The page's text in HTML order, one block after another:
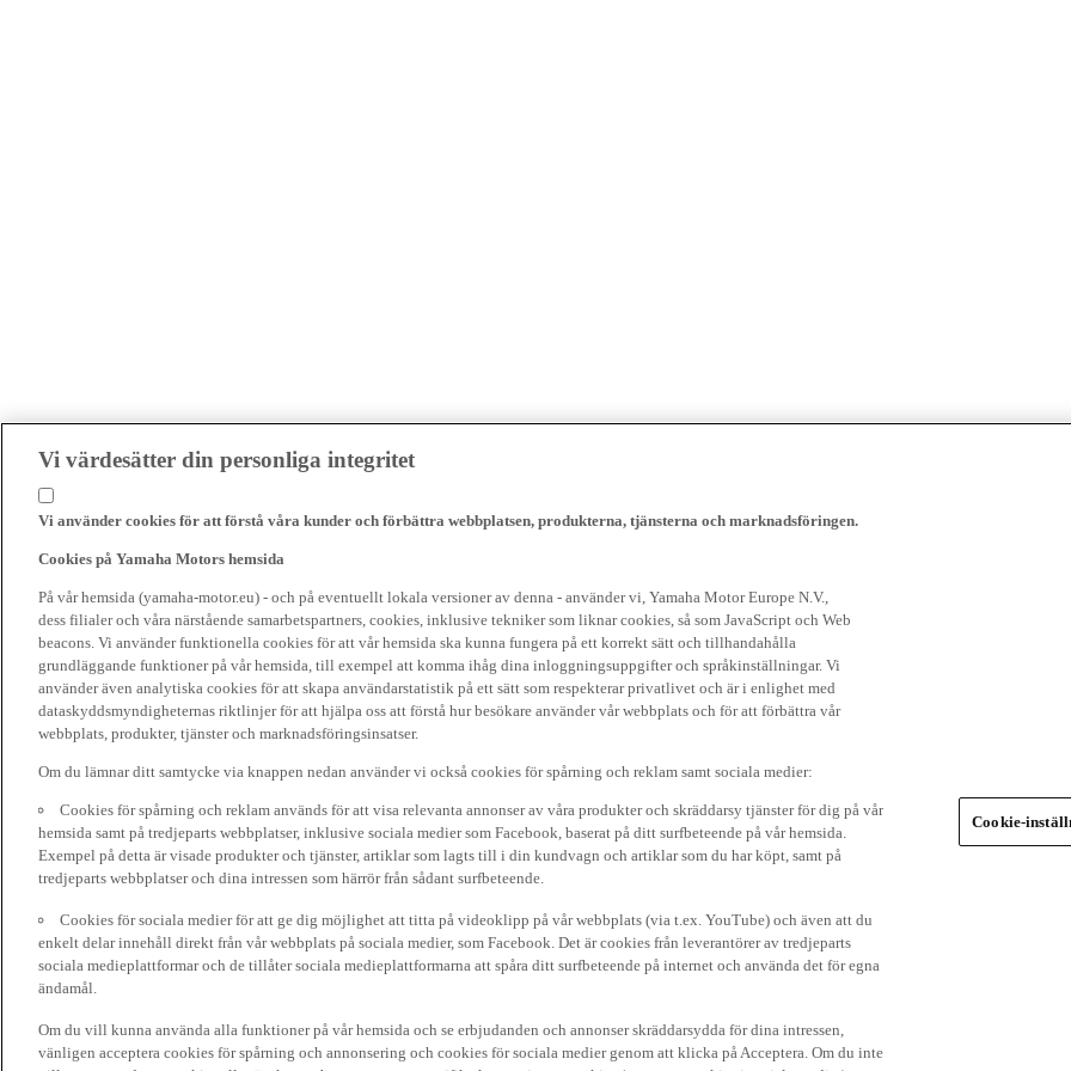
Vi värdesätter din personliga integritet
Vi använder cookies för att förstå våra kunder och förbättra webbplatsen, produkterna, tjänsterna och marknadsföringen.
Cookies på Yamaha Motors hemsida
På vår hemsida (yamaha-motor.eu) - och på eventuellt lokala versioner av denna - använder vi, Yamaha Motor Europe N.V.,
dess filialer och våra närstående samarbetspartners, cookies, inklusive tekniker som liknar cookies, så som JavaScript och Web
beacons. Vi använder funktionella cookies för att vår hemsida ska kunna fungera på ett korrekt sätt och tillhandahålla
grundläggande funktioner på vår hemsida, till exempel att komma ihåg dina inloggningsuppgifter och språkinställningar. Vi
använder även analytiska cookies för att skapa användarstatistik på ett sätt som respekterar privatlivet och är i enlighet med
dataskyddsmyndigheternas riktlinjer för att hjälpa oss att förstå hur besökare använder vår webbplats och för att förbättra vår
webbplats, produkter, tjänster och marknadsföringsinsatser.
Om du lämnar ditt samtycke via knappen nedan använder vi också cookies för spårning och reklam samt sociala medier:
Cookies för spårning och reklam används för att visa relevanta annonser av våra produkter och skräddarsy tjänster för dig på vår
hemsida samt på tredjeparts webbplatser, inklusive sociala medier som Facebook, baserat på ditt surfbeteende på vår hemsida.
Exempel på detta är visade produkter och tjänster, artiklar som lagts till i din kundvagn och artiklar som du har köpt, samt på
tredjeparts webbplatser och dina intressen som härrör från sådant surfbeteende.
Cookies för sociala medier för att ge dig möjlighet att titta på videoklipp på vår webbplats (via t.ex. YouTube) och även att du
enkelt delar innehåll direkt från vår webbplats på sociala medier, som Facebook. Det är cookies från leverantörer av tredjeparts
sociala medieplattformar och de tillåter sociala medieplattformarna att spåra ditt surfbeteende på internet och använda det för egna
ändamål.
Om du vill kunna använda alla funktioner på vår hemsida och se erbjudanden och annonser skräddarsydda för dina intressen,
vänligen acceptera cookies för spårning och annonsering och cookies för sociala medier genom att klicka på Acceptera. Om du inte
Cookie-